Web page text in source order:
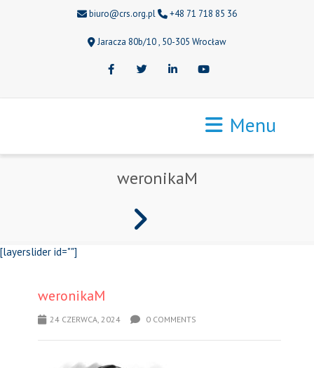
biuro@crs.org.pl +48 71 718 85 36
Jaracza 80b/10 , 50-305 Wrocław
FacebookTwitter LinkedInYoutube
Menu
weronikaM
[layerslider id=""]
weronikaM
24 CZERWCA, 2024 0 COMMENTS